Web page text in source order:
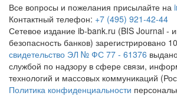
Все вопросы и пожелания присылайте на
Контактный телефон: +7 (495) 921-42-44
Сетевое издание ib-bank.ru (BIS Journal -
безопасность банков) зарегистрировано
свидетельство ЭЛ № ФС 77 - 61376
службой по надзору в сфере связи,
технологий и массовых коммуникаций
Политика конфиденциальности